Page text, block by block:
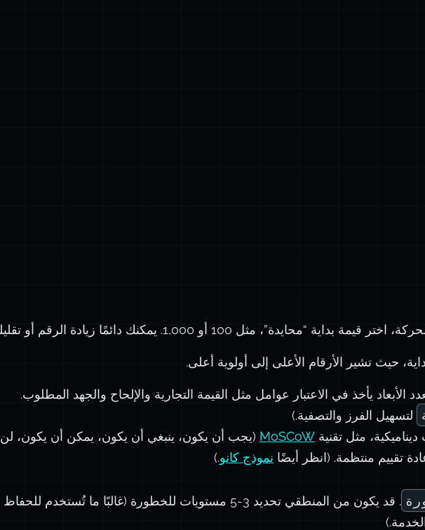
“محايدة”، مثل 100 أو 1,000. يمكنك دائمًا زيادة الرقم أو تقليله.
حيث تشير الأرقام الأعلى إلى أولوية أعلى.
الأبعاد يأخذ في الاعتبار عوامل مثل القيمة التجارية والإلحاح والجهد المطلوب.
لتسهيل الفرز والتصفية.)
مثل تقنية MoSCoW (يجب أن يكون، ينبغي أن يكون، يمكن أن يكون، لن
تقييم منتظمة. (انظر أيضًا نموذج كانو.)
. قد يكون من المنطقي تحديد 3-5 مستويات للخطورة (غالبًا ما تُستخدم للحفاظ